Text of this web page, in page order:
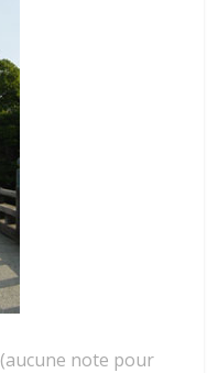
(aucune note pour